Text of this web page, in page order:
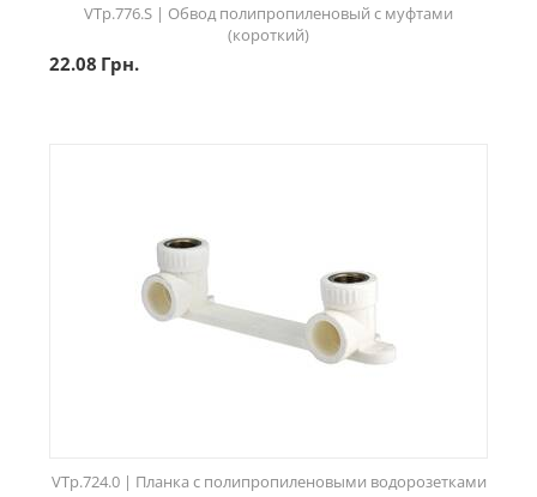
VTp.776.S | Обвод полипропиленовый с муфтами
(короткий)
22.08 Грн.
VTp.724.0 | Планка с полипропиленовыми водорозетками